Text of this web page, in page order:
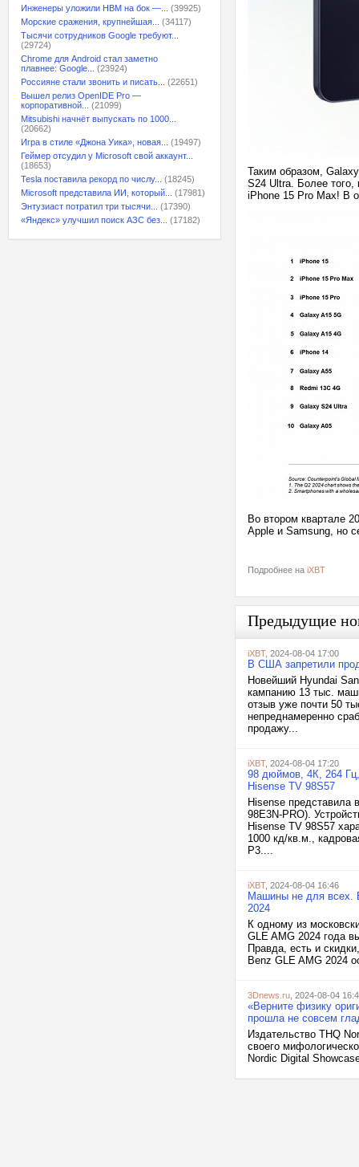
Инженеры уложили HBM на бок —...
(39925)
Морские сражения, крупнейшая...
(34117)
Тысячи сотрудников Google требуют...
(29724)
Chrome для Android стал заметно
плавнее: Google...
(23924)
Россияне стали звонить и писать...
(22651)
Вышел релиз OpenIDE Pro —
корпоративной...
(21099)
Mitsubishi начнёт выпускать по 1000...
(20662)
Игра в стиле «Джона Уика», новая...
(19497)
Геймер отсудил у Microsoft свой аккаунт...
(18653)
Tesla поставила рекорд по числу...
(18245)
Microsoft представила ИИ, который...
(17981)
Энтузиаст потратил три тысячи...
(17390)
«Яндекс» улучшил поиск АЗС без...
(17182)
Таким образом,
S24 Ultra. Более
iPhone 15 Pro Max! В
Во втором квартале
Apple и Samsung, но
Подробнее на iXBT
Предыдущие
iXBT, 2024-08-04 17:00
В США запретили
Новейший Hyundai
кампанию 13 тыс.
отзыв уже почти 50
непреднамеренно
продажу...
iXBT, 2024-08-04 17:20
98 дюймов, 4К, 264
Hisense TV 98S57
Hisense представила
98E3N-PRO).
Hisense TV 98S57
1000 кд/кв.м.,
P3....
iXBT, 2024-08-04 16:46
Машины не для всех.
2024
К одному из
GLE AMG 2024 года
Правда, есть и
Benz GLE AMG 2024
3Dnews.ru , 2024-08-04
«Верните физику
прошла не совсем
Издательство THQ
своего
Nordic Digital